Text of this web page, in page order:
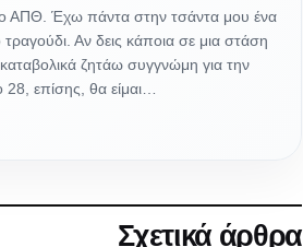
ΑΠΘ. Έχω πάντα στην τσάντα μου ένα
τραγούδι. Αν δεις κάποια σε μια στάση
ζητάω συγγνώμη για την
επίσης, θα είμαι…
Σχετικά άρθρα